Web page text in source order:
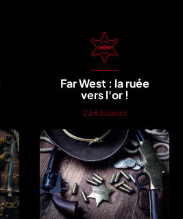
Far West : la ruée
vers l'or !
2 à 6 Joueurs